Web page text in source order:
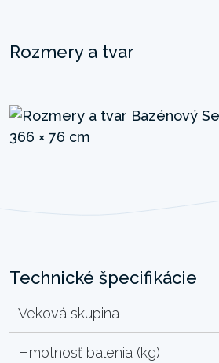
Rozmery a tvar
Technické špecifikácie
Veková skupina
Hmotnosť balenia (kg)